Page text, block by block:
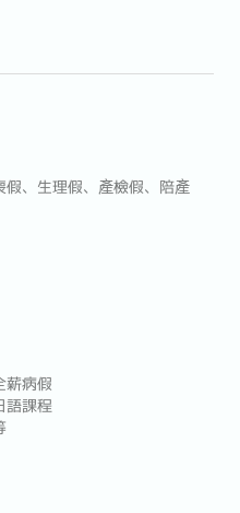
假、生理假、產檢假、陪產
薪病假
語課程